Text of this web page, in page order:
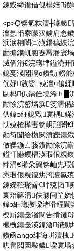
鍊戜締鑱借伣榻婄
<p>Q锛氫粖澶╁湪鏉
澶氬惛寮曚汉鐪肩悆
浜涙柟闈㈡渶鍚稿紩
勫搧鐗屼腑蹇冩湁寰
滅偤涓€浣嶈垏鎰涜
鎴戞渶闂滆ɑ鐨勯’鐒
伔妤敓娑殑澶ч儴
剾杩仈鍝佺墝浠ｈ█
勫悇浣嶅垎浜笅濡
仈鍏э細鎴戣寰楀
忕殑楂樺害锛岄兘闇
勪笉闅绘槸閲濆皪鎴
傚皪鍦ㄥ骇鐨勫悇浣
鎰忓懗钁楅渶瑕佷粯
綍涓€浠朵簨锛屾兂
憲瑕佷粯鍑烘洿澶氱
鍊嬫秷璨昏€呯殑韬
寰炲簵涓伕璩间笁
鍏э細璁撴垜渚嗗緸
栧厛鎴戞渻閬告搰鏈
欐槸鎴戞渶鍠滄鐨
鐨凾ango绯诲垪澶栧
哄畠閲囩敤鐬垜寰堝